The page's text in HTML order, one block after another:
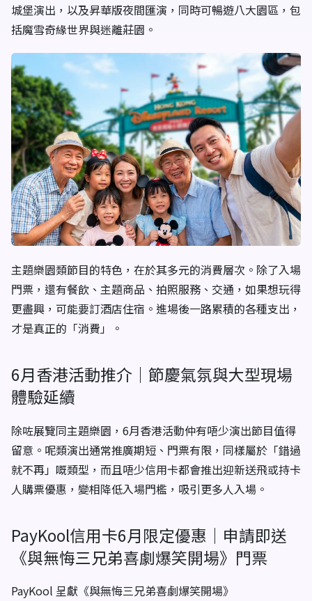
城堡演出，以及昇華版夜間匯演，同時可暢遊八大園區，包
括魔雪奇緣世界與迷離莊園。
主題樂園類節目的特色，在於其多元的消費層次。除了入場
門票，還有餐飲、主題商品、拍照服務、交通，如果想玩得
更盡興，可能要訂酒店住宿。進場後一路累積的各種支出，
才是真正的「消費」。
6月香港活動推介｜節慶氣氛與大型現場
體驗延續
除咗展覽同主題樂園，6月香港活動仲有唔少演出節目值得
留意。呢類演出通常推廣期短、門票有限，同樣屬於「錯過
就不再」嘅類型，而且唔少信用卡都會推出迎新送飛或持卡
人購票優惠，變相降低入場門檻，吸引更多人入場。
PayKool信用卡6月限定優惠｜申請即送
《與無悔三兄弟喜劇爆笑開場》門票
PayKool 呈獻《與無悔三兄弟喜劇爆笑開場》